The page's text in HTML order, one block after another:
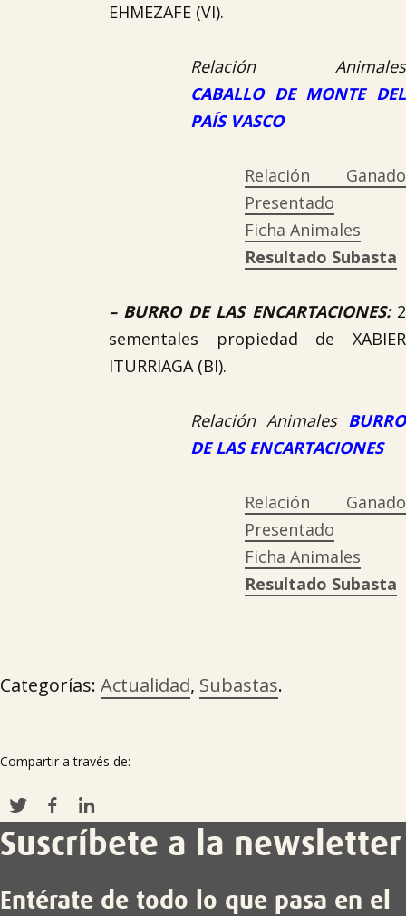
EHMEZAFE (VI).
Relación Animales
CABALLO DE MONTE DEL
PAÍS VASCO
Relación Ganado
Presentado
Ficha Animales
Resultado Subasta
– BURRO DE LAS ENCARTACIONES:2
sementales propiedad de XABIER
ITURRIAGA (BI).
Relación Animales BURRO
DE LAS ENCARTACIONES
Relación Ganado
Presentado
Ficha Animales
Resultado Subasta
Categorías: Actualidad, Subastas.
Compartir a través de:
Suscríbete a la newsletter
Entérate de todo lo que pasa en el